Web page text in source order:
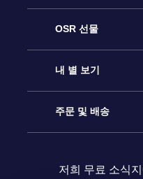
고객 서비스
연락처
블로그
OSR 선물
온라인 별 선물
OSR 선물 팩
내 별 보기
Star Register
주문 및 배송
저희 무료 소식